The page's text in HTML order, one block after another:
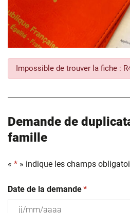
Impossible de trouver la fiche :
Demande de
famille
« * » indique les champs
Date de la demande(obligatoire)
*